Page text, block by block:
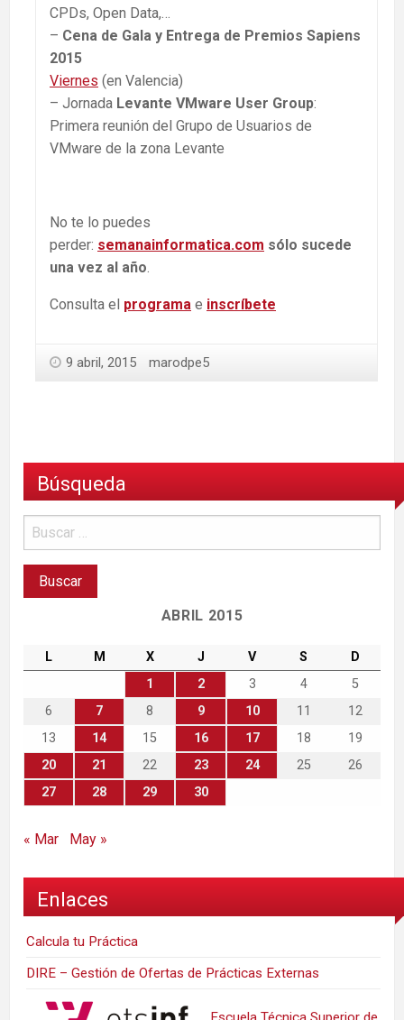
CPDs, Open Data,…
– Cena de Gala y Entrega de Premios Sapiens
2015
Viernes (en Valencia)
– Jornada Levante VMware User Group:
Primera reunión del Grupo de Usuarios de
VMware de la zona Levante
No te lo puedes
perder: semanainformatica.com sólo sucede
una vez al año
Consulta el programa e inscríbete
9 abril, 2015 marodpe5
Búsqueda
ABRIL 2015
L M X J V S
D
1
2 3 4
5
6
7 8 9 10 11
12
13
14 15 16 17 18
19
20
21 22 23 24 25
26
27
28 29 30
« Mar May »
Enlaces
Calcula tu Práctica
DIRE – Gestión de Ofertas de Prácticas Externas